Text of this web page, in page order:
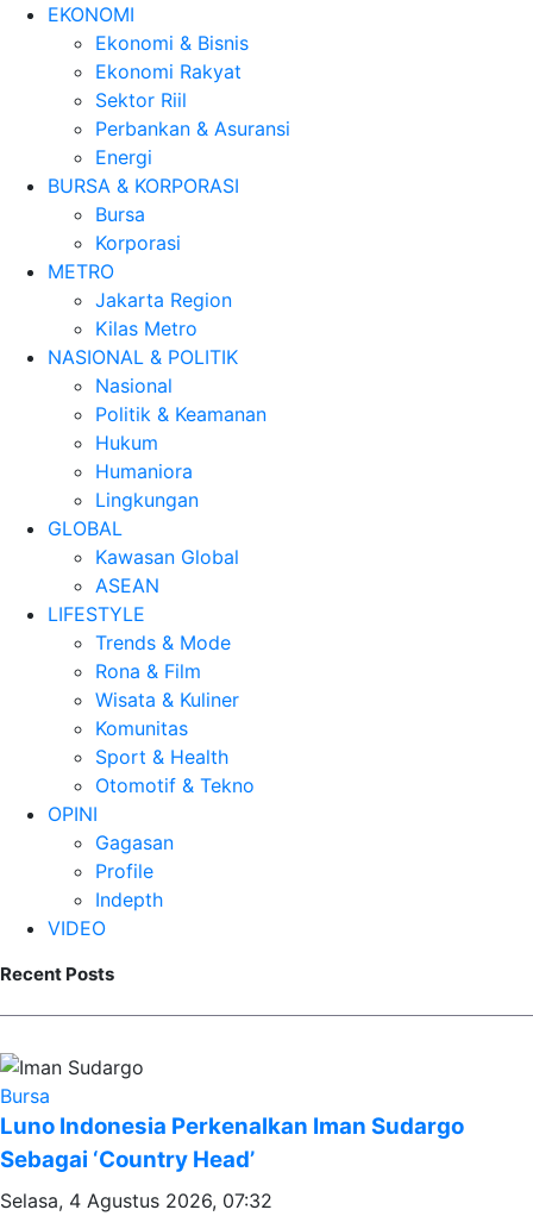
EKONOMI
Ekonomi & Bisnis
Ekonomi Rakyat
Sektor Riil
Perbankan & Asuransi
Energi
BURSA & KORPORASI
Bursa
Korporasi
METRO
Jakarta Region
Kilas Metro
NASIONAL & POLITIK
Nasional
Politik & Keamanan
Hukum
Humaniora
Lingkungan
GLOBAL
Kawasan Global
ASEAN
LIFESTYLE
Trends & Mode
Rona & Film
Wisata & Kuliner
Komunitas
Sport & Health
Otomotif & Tekno
OPINI
Gagasan
Profile
Indepth
VIDEO
Recent Posts
Bursa
Luno Indonesia Perkenalkan Iman Sudargo
Sebagai ‘Country Head’
Selasa, 4 Agustus 2026, 07:32